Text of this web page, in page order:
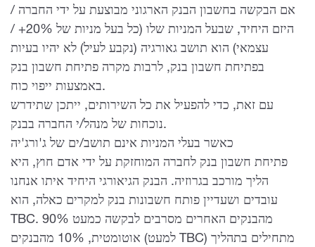
אם הבקשה בחשבון הבנק הארגוני מבוצעת על ידי החברה /
היזם היחיד, שבעל המניות שלו (כל בעל מניות של 20%+ /
עצמאי) הוא תושב גאורגיה (נקבע לעיל) לא יהיו בעיות
בפתיחת חשבון בנק, לרבות מקרה פתיחת חשבון בנק
באמצעות ייפוי כוח.
עם זאת, כדי להפעיל את כל השירותים, ייתכן שתידרש
נוכחות של מנהל/י החברה בבנק.
כאשר בעלי המניות אינם תושב/ים של ג'ורג'יה
פתיחת חשבון בנק לחברה המוחזקת על ידי אדם חוץ, היא
הליך מורכב בגרוזיה. הבנק הגיאורגי היחיד איתו אנחנו
עובדים ושעדיין פותח חשבונות בנק למקרים כאלה, הוא
TBC. 90% מהבנקים האחרים מסרבים לבקשה כמעט
אוטומטית, 10% מהבנקים (למעט TBC) מתחילים בתהליך